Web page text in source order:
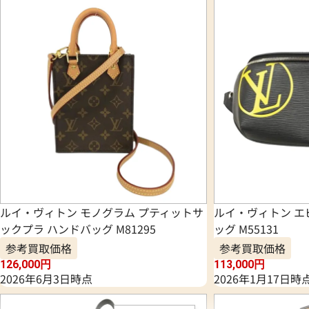
ルイ・ヴィトン モノグラム プティットサ
ックプラ ハンドバッグ M81295
参考買取価格
126,000円
2026年6月3日時点
ルイ・ヴィトン
ッグ M55131
参考買取価格
113,000円
2026年1月17日時